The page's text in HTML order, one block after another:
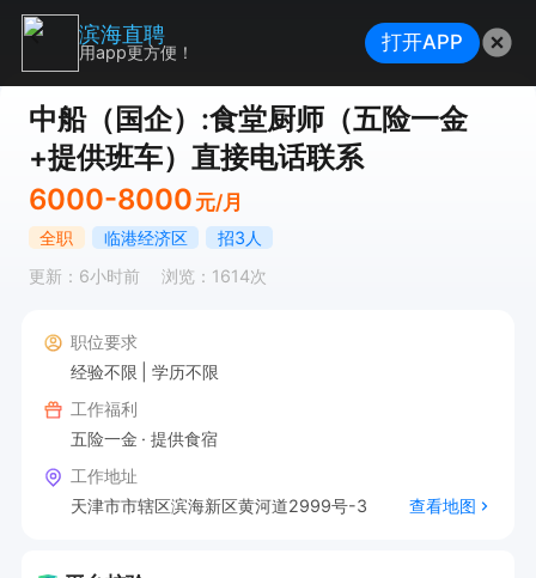
中船（国企）:食堂厨师（五险一金
+提供班车）直接电话联系
6000-8000 元/月
全职 临港经济区
招3人
更新：6小时前
浏览：1614次
职位要求
经验不限
学历不限
工作福利
五险一金
提供食宿
工作地址
天津市市辖区滨海新区黄河道2999号-3
查看地图
滨海直聘
用app更方便！ 打开APP